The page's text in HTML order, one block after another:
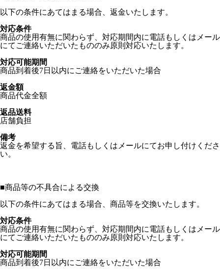
以下の条件にあてはまる場合、返金いたします。
対応条件
商品の使用有無に関わらず、対応期間内に電話もしくはメール
にてご連絡いただいたもののみ原則対応いたします。
対応可能期間
商品到着後7日以内にご連絡をいただいた場合
返金額
商品代金全額
返品送料
店舗負担
備考
返金を希望する旨、電話もしくはメールにてお申し付けくださ
い。
■商品等の不具合による交換
以下の条件にあてはまる場合、商品等を交換いたします。
対応条件
商品の使用有無に関わらず、対応期間内に電話もしくはメール
にてご連絡いただいたもののみ原則対応いたします。
対応可能期間
商品到着後7日以内にご連絡をいただいた場合